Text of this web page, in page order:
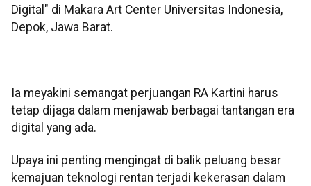
Digital" di Makara Art Center Universitas Indonesia,
Depok, Jawa Barat.
Ia meyakini semangat perjuangan RA Kartini harus
tetap dijaga dalam menjawab berbagai tantangan era
digital yang ada.
Upaya ini penting mengingat di balik peluang besar
kemajuan teknologi rentan terjadi kekerasan dalam